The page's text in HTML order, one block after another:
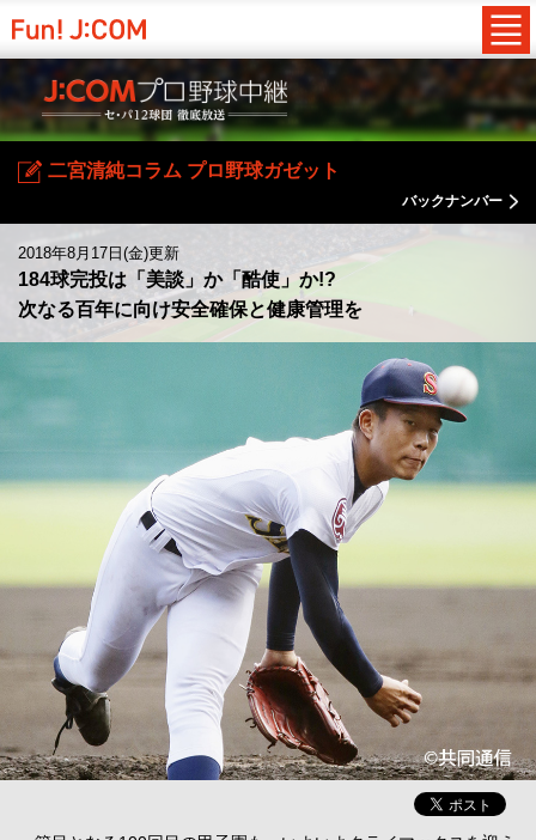
二宮清純コラム プロ野球ガゼット
バックナンバー
2018年8月17日(金)更新
184球完投は「美談」か「酷使」か!?
次なる百年に向け安全確保と健康管理を